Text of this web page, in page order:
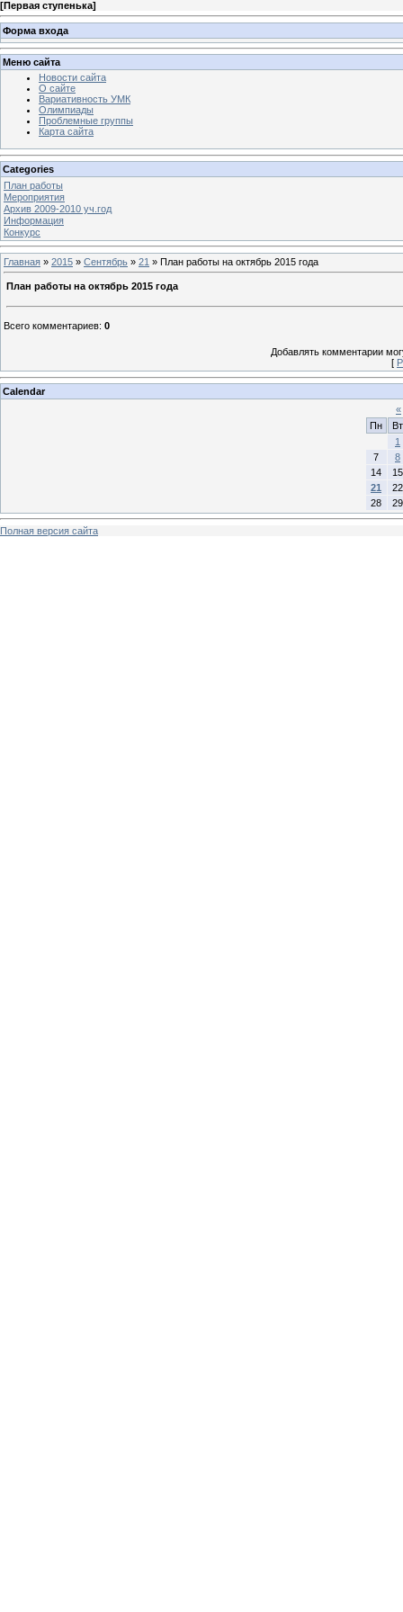
[Первая ступенька]
Форма входа
Меню сайта
Новости сайта
О сайте
Вариативность УМК
Олимпиады
Проблемные группы
Карта сайта
Categories
План работы
Мероприятия
Архив 2009-2010 уч.год
Информация
Конкурс
Главная » 2015 » Сентябрь » 21 » План работы на октябрь 2015 года
План работы на октябрь 2015 года
Всего комментариев: 0
Добавлять комментарии
[
Calendar
«
Пн
Вт
1
7
8
14
15
21
22
28
29
Полная версия сайта